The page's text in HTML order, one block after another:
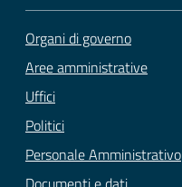
Organi di governo
Aree amministrative
Uffici
Politici
Personale Amministrativo